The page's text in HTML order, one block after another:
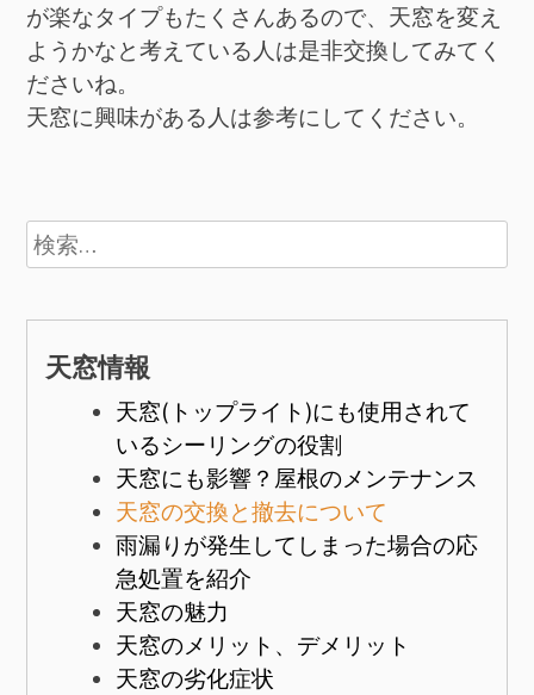
が楽なタイプもたくさんあるので、天窓を変え
ようかなと考えている人は是非交換してみてく
ださいね。
天窓に興味がある人は参考にしてください。
検
索:
天窓情報
天窓(トップライト)にも使用されて
いるシーリングの役割
天窓にも影響？屋根のメンテナンス
天窓の交換と撤去について
雨漏りが発生してしまった場合の応
急処置を紹介
天窓の魅力
天窓のメリット、デメリット
天窓の劣化症状